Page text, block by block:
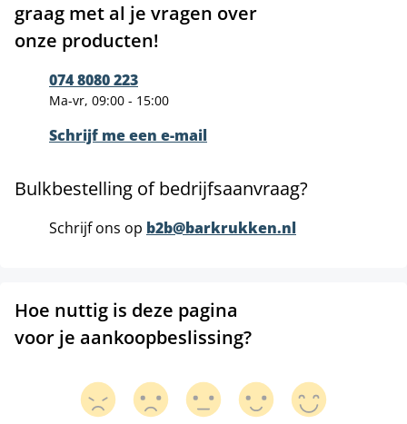
graag met al je vragen over
onze producten!
074 8080 223
Ma-vr, 09:00 - 15:00
Schrijf me een e-mail
Bulkbestelling of bedrijfsaanvraag?
Schrijf ons op b2b@barkrukken.nl
Hoe nuttig is deze pagina
voor je aankoopbeslissing?